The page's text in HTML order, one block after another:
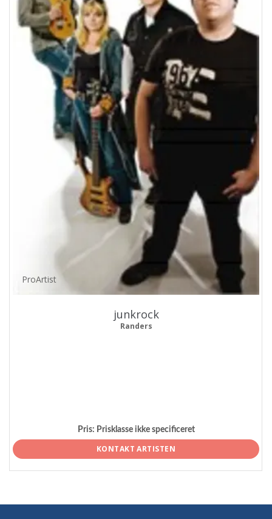
ProArtist
junkrock
Randers
Pris: Prisklasse ikke specificeret
KONTAKT ARTISTEN